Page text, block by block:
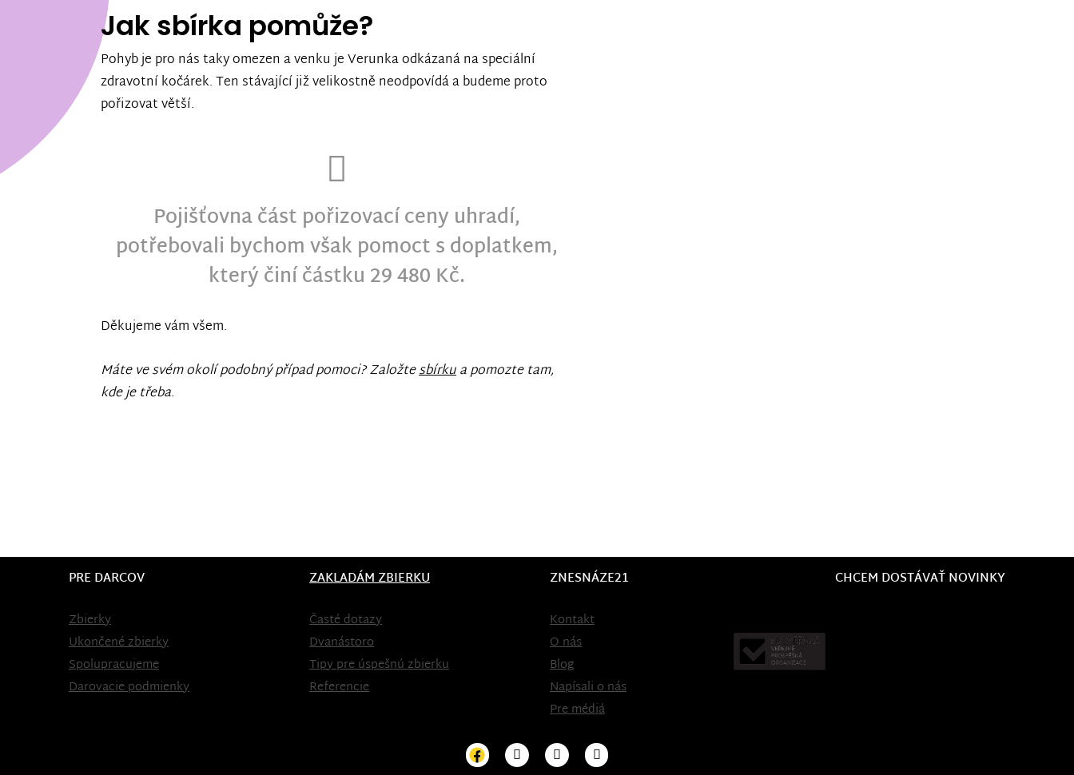
Jak sbírka pomůže?
Pohyb je pro nás taky omezen a venku je Verunka odkázaná na speciální
zdravotní kočárek. Ten stávající již velikostně neodpovídá a budeme proto
pořizovat větší.
Pojišťovna část pořizovací ceny uhradí,
potřebovali bychom však pomoct s doplatkem,
který činí částku 29 480 Kč.
Děkujeme vám všem.
Máte ve svém okolí podobný případ pomoci? Založtesbírkua pomozte tam,
kde je třeba.
PRE DARCOV
Zbierky
Ukončené zbierky
Spolupracujeme
Darovacie podmienky
ZAKLADÁM ZBIERKU
Časté dotazy
Dvanástoro
Tipy pre úspešnú zbierku
Referencie
ZNESNÁZE21
Kontakt
O nás
Blog
Napísali o nás
Pre médiá
CHCEM DOSTÁVAŤ NOVINKY